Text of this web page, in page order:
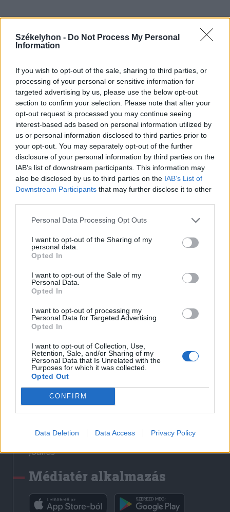
Székelyhon - Do Not Process My Personal
Information
If you wish to opt-out of the sale, sharing to third parties, or
processing of your personal or sensitive information for
targeted advertising by us, please use the below opt-out
section to confirm your selection. Please note that after your
opt-out request is processed you may continue seeing
interest-based ads based on personal information utilized by
us or personal information disclosed to third parties prior to
your opt-out. You may separately opt-out of the further
disclosure of your personal information by third parties on the
IAB’s list of downstream participants. This information may
also be disclosed by us to third parties on the IAB’s List of
Downstream Participants that may further disclose it to other
Personal Data Processing Opt Outs
I want to opt-out of the Sharing of my
personal data.
Opted In
I want to opt-out of the Sale of my
Personal Data.
Opted In
I want to opt-out of processing my
Personal Data for Targeted Advertising.
Opted In
I want to opt-out of Collection, Use,
Retention, Sale, and/or Sharing of my
Personal Data that Is Unrelated with the
Purposes for which it was collected.
Opted Out
CONFIRM
Data Deletion Data Access Privacy Policy
Hasznos
Impresszum
Szerzői jogok
Adatvédelmi tájékoztató
Cookie-kezelési tájékoztató
Hozzászólási szabályzat
Nyomtatott lapjaink archívuma
Székely Hírmondó archívuma
Sütibeállítások
Médiatér
Liget
Krónika
Bihari Napló
Erdélyi Napló
Főtér
Rádió GaGa
Jóállás
Médiatér alkalmazás